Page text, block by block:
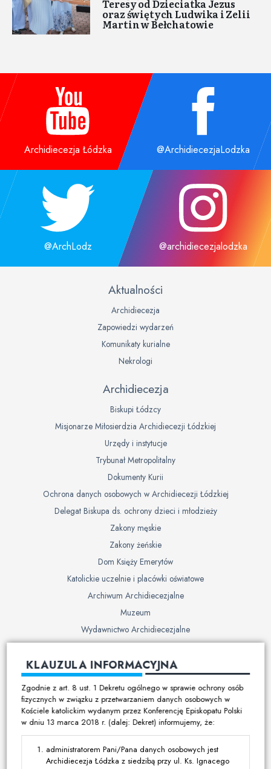
Teresy od Dzieciatka Jezus
oraz świętych Ludwika i Zelii
Martin w Bełchatowie
Archidiecezja Łódzka @ArchidiecezjaLodzka
@ArchLodz @archidiecezjalodzka
Aktualności
Archidiecezja
Zapowiedzi wydarzeń
Komunikaty kurialne
Nekrologi
Archidiecezja
Biskupi Łódzcy
Misjonarze Miłosierdzia Archidiecezji Łódzkiej
Urzędy i instytucje
Trybunał Metropolitalny
Dokumenty Kurii
Ochrona danych osobowych w Archidiecezji Łódzkiej
Delegat Biskupa ds. ochrony dzieci i młodzieży
Zakony męskie
Zakony żeńskie
Dom Księży Emerytów
Katolickie uczelnie i placówki oświatowe
Archiwum Archidiecezjalne
Muzeum
Wydawnictwo Archidiecezjalne
Cmentarze
Duszpasterstwo
Program duszpasterski
Kalendarz pracy duszpasterskiej
Duszpasterstwo specjalistyczne
Ruchy i stowarzyszenia
KLAUZULA INFORMACYJNA
Zgodnie z art. 8 ust. 1 Dekretu ogólnego w sprawie ochrony osób
fizycznych w związku z przetwarzaniem danych osobowych w
Kościele katolickim wydanym przez Konferencję Episkopatu Polski
w dniu 13 marca 2018 r. (dalej: Dekret) informujemy, że:
administratorem Pani/Pana danych osobowych jest
Archidiecezja Łódzka z siedzibą przy ul. Ks. Ignacego